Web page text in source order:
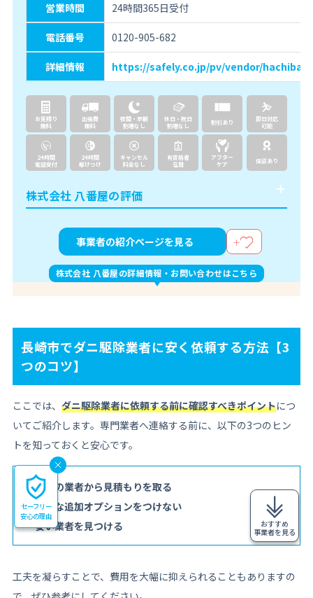
営業時間 24時間365日受付
電話番号 0120-905-682
詳細情報 https://safely.co.jp/pv/vendor/
お見積り
無料
出張費
無料
夜間・早朝
割増なし
休日・祝日
割増なし
割引あり
即日対応
可能
24時間
電話受付
24時間
駆けつけ
キャンセル
料金なし
有資格者
在籍
アフター
ケア
保証あり
株式会社 八番屋の評価
事業者の紹介ページを見る
株式会社 八番屋の詳細情報・お問い合わせはこちら
長崎市でダニ駆除業者に安く依頼する方法【3
つのコツ】
ここでは、 ダニ駆除業者に依頼する前に確認すべきポイントにつ
いてご紹介します。専門業者へ連絡する前に、以下の3つのヒン
トを知っておくと安心です。
複数の業者から見積もりを取る
不要な追加オプションをつけない
安い業者を見つける
工夫を凝らすことで、費用を大幅に抑えられることもありますの
おすすめ
事業者を見る
セーフリー
安心の理由